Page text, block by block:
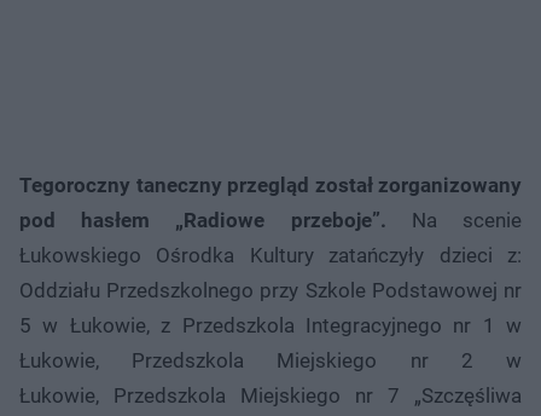
Tegoroczny taneczny przegląd został zorganizowany
pod hasłem „Radiowe przeboje”. Na scenie
Łukowskiego Ośrodka Kultury zatańczyły dzieci z:
Oddziału Przedszkolnego przy Szkole Podstawowej nr
5 w Łukowie, z Przedszkola Integracyjnego nr 1 w
Łukowie, Przedszkola Miejskiego nr 2 w
Łukowie, Przedszkola Miejskiego nr 7 „Szczęśliwa